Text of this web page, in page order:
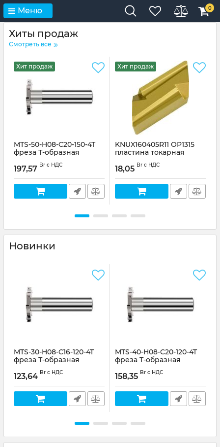
Меню 0
Хиты продаж
Смотреть все
Хит продаж
MTS-50-H08-C20-150-4T
фреза Т-образная
35369
197,57 Br с НДС
Хит продаж
KNUX160405R11 OP1315
пластина токарная
Артикул: KNUX160405R11-OP1315
18,05 Br с НДС
Новинки
MTS-30-H08-C16-120-4T
фреза Т-образная
35366
123,64 Br с НДС
MTS-40-H08-C20-120-4T
фреза Т-образная
35367
158,35 Br с НДС